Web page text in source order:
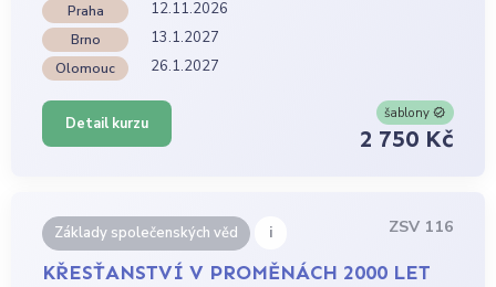
Praha
12.11.2026
Brno 13.1.2027
Olomouc 26.1.2027
Detail kurzu
šablony
2 750 Kč
Základy společenských věd i ZSV 116
KŘESŤANSTVÍ V PROMĚNÁCH 2000 LET